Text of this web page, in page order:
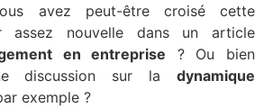
avez peut-être croisé cette
assez nouvelle dans un article
en entreprise ? Ou bien
discussion sur la dynamique
exemple ?